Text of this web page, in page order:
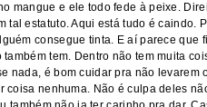
mangue e ele todo fede à peixe.
tal estatuto. Aqui está tudo é caindo.
consegue tinta. E aí parece que
tem. Dentro não tem muita
nada, é bom cuidar pra não levarem
coisa nenhuma. Não é culpa deles